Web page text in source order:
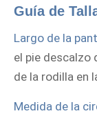
Guía de
Largo de la
el pie descalzo
de la rodilla en
Medida de la